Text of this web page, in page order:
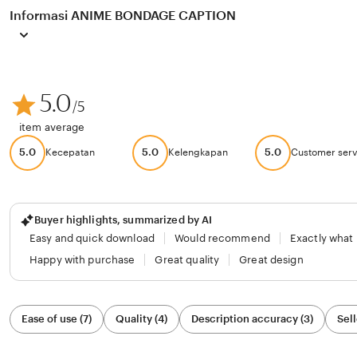
Informasi ANIME BONDAGE CAPTION
5.0/5
item average
5.0 Kecepatan 5.0 Kelengkapan 5.0 Customer
Buyer highlights, summarized by AI
Easy and quick download
Would recommend
Exactly what
Happy with purchase
Great quality Great design
Filter
byEase of use (7) Quality (4) Description accuracy (3)